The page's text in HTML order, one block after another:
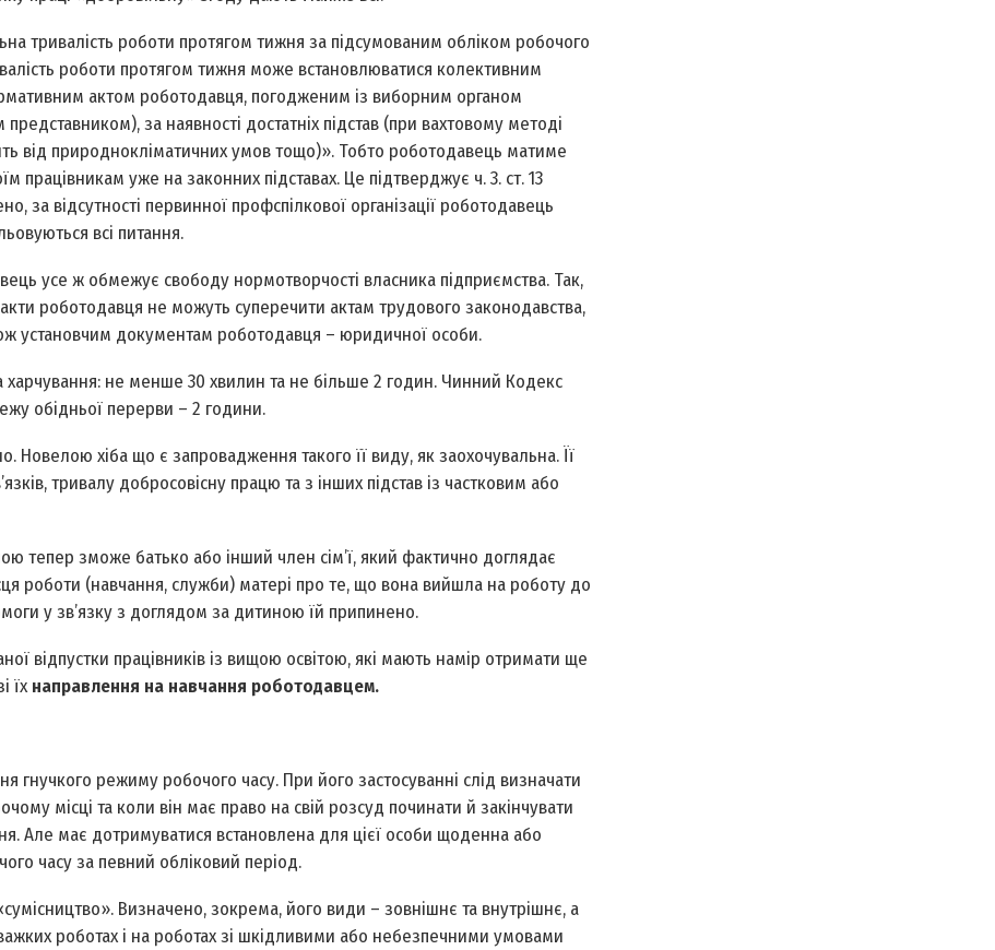
тривалість роботи протягом тижня за підсумованим обліком робочого
роботи протягом тижня може встановлюватися колективним
актом роботодавця, погодженим із виборним органом
за наявності достатніх підстав (при вахтовому методі
від природно­кліматичних умов тощо)». Тобто роботодавець матиме
уже на законних підставах. Це підтверджує ч. 3. ст. 13
за відсутності первинної профспілкової організації роботодавець
всі питання.
усе ж обмежує свободу нормотворчості власника підприємства. Так,
роботодавця не можуть суперечити актам трудового законодавства,
установчим документам роботодавця – юридичної особи.
не менше 30 хвилин та не більше 2 годин. Чинний Кодекс
обідньої перерви – 2 години.
Новелою хіба що є запровадження такого її виду, як заохочувальна. Її
тривалу добросовісну працю та з інших підстав із частковим або
тепер зможе батько або інший член сім’ї, який фактично доглядає
роботи (навчання, служби) матері про те, що вона вийшла на роботу до
у зв’язку з доглядом за дитиною їй припинено.
відпустки працівників із вищою освітою, які мають намір отримати ще
їхнаправлення на навчання роботодавцем.
режиму робочого часу. При його застосуванні слід визначати
місці та коли він має право на свій розсуд починати й закінчувати
Але має дотримуватися встановлена для цієї особи щоденна або
часу за певний обліковий період.
Визначено, зокрема, його види – зов­нішнє та внутрішнє, а
роботах і на роботах зі шкідливими або небезпечними умовами